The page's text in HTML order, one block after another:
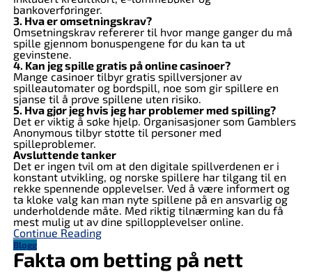
bankoverføringer.
3. Hva er omsetningskrav?
Omsetningskrav refererer til hvor mange ganger du må
spille gjennom bonuspengene før du kan ta ut
gevinstene.
4. Kan jeg spille gratis på online casinoer?
Mange casinoer tilbyr gratis spillversjoner av
spilleautomater og bordspill, noe som gir spillere en
sjanse til å prøve spillene uten risiko.
5. Hva gjør jeg hvis jeg har problemer med spilling?
Det er viktig å søke hjelp. Organisasjoner som Gamblers
Anonymous tilbyr støtte til personer med
spilleproblemer.
Avsluttende tanker
Det er ingen tvil om at den digitale spillverdenen er i
konstant utvikling, og norske spillere har tilgang til en
rekke spennende opplevelser. Ved å være informert og
ta kloke valg kan man nyte spillene på en ansvarlig og
underholdende måte. Med riktig tilnærming kan du få
mest mulig ut av dine spillopplevelser online.
Continue Reading
Blogg
Fakta om betting på nett